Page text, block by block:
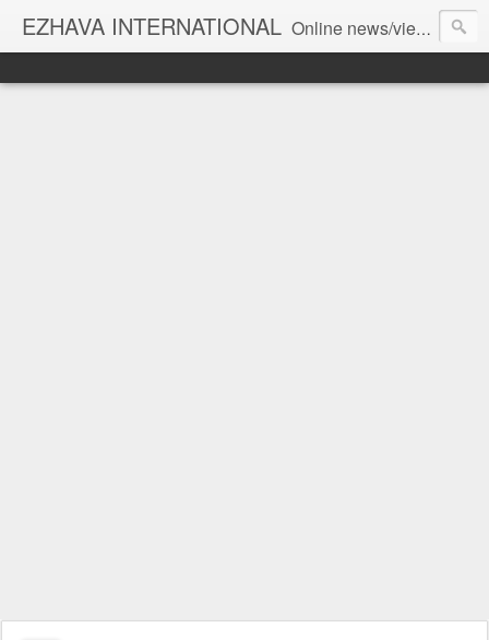
EZHAVA INTERNATIONAL Online news/views JOURNAL... Connecting the community worldwide Editorial Director: Prem Chandran